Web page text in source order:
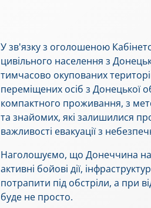
У зв'язку з оголошеною
цивільного населення з
тимчасово окупованих
переміщених осіб з Донецької
компактного проживання, з
та знайомих, які залишилися
важливості евакуації з
Наголошуємо, що Донеччина
активні бойові дії,
потрапити під обстріли, а при
буде не просто.